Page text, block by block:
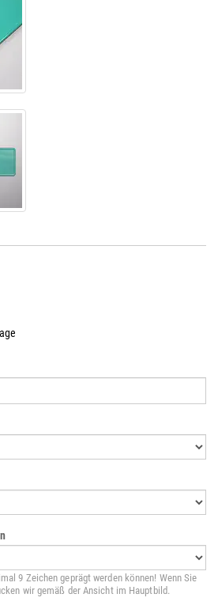
9 Zeichen geprägt werden können! Wenn Sie
wir gemäß der Ansicht im Hauptbild.